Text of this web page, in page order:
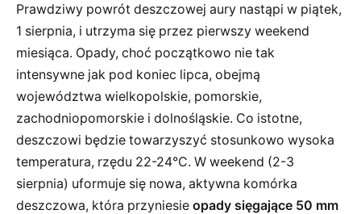
Prawdziwy powrót deszczowej aury nastąpi w piątek,
1 sierpnia, i utrzyma się przez pierwszy weekend
miesiąca. Opady, choć początkowo nie tak
intensywne jak pod koniec lipca, obejmą
województwa wielkopolskie, pomorskie,
zachodniopomorskie i dolnośląskie. Co istotne,
deszczowi będzie towarzyszyć stosunkowo wysoka
temperatura, rzędu 22-24°C. W weekend (2-3
sierpnia) uformuje się nowa, aktywna komórka
deszczowa, która przyniesie opady sięgające 50 mm